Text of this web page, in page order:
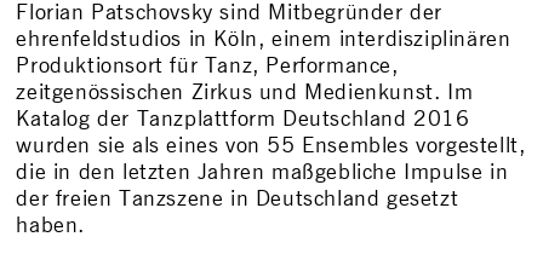
Florian Patschovsky sind Mitbegründer der
ehrenfeldstudios in Köln, einem interdisziplinären
Produktionsort für Tanz, Performance,
zeitgenössischen Zirkus und Medienkunst. Im
Katalog der Tanzplattform Deutschland 2016
wurden sie als eines von 55 Ensembles vorgestellt,
die in den letzten Jahren maßgebliche Impulse in
der freien Tanzszene in Deutschland gesetzt
haben.